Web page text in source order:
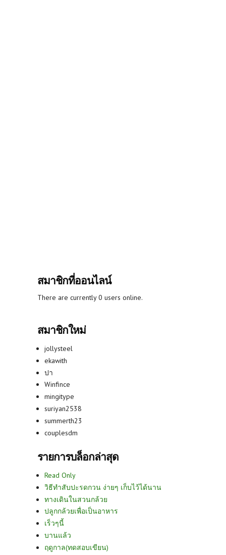
สมาชิกที่ออนไลน์
There are currently 0 users online.
สมาชิกใหม่
jollysteel
ekawith
ปา
Winfince
mingitype
suriyan2538
summerth23
couplesdm
รายการบล็อกล่าสุด
Read Only
วิธีทำสับปะรดกวน ง่ายๆ เก็บไว้ได้นาน
ทางเดินในสวนกล้วย
ปลูกกล้วยเพื่อเป็นอาหาร
เร็วๆนี้
บานแล้ว
ฤดูกาล(ทดสอบเขียน)